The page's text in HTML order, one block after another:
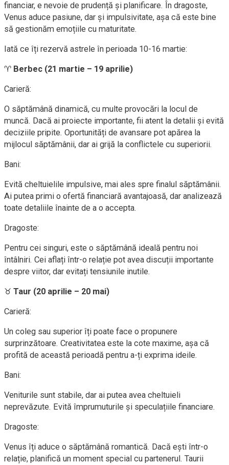
financiar, e nevoie de prudență și planificare. În dragoste,
Venus aduce pasiune, dar și impulsivitate, așa că este bine
să gestionăm emoțiile cu maturitate.
Iată ce îți rezervă astrele în perioada 10-16 martie:
♈ Berbec (21 martie – 19 aprilie)
Carieră:
O săptămână dinamică, cu multe provocări la locul de
muncă. Dacă ai proiecte importante, fii atent la detalii și evită
deciziile pripite. Oportunități de avansare pot apărea la
mijlocul săptămânii, dar ai grijă la conflictele cu superiorii.
Bani:
Evită cheltuielile impulsive, mai ales spre finalul săptămânii.
Ai putea primi o ofertă financiară avantajoasă, dar analizează
toate detaliile înainte de a o accepta.
Dragoste:
Pentru cei singuri, este o săptămână ideală pentru noi
întâlniri. Cei aflați într-o relație pot avea discuții importante
despre viitor, dar evitați tensiunile inutile.
♉ Taur (20 aprilie – 20 mai)
Carieră:
Un coleg sau superior îți poate face o propunere
surprinzătoare. Creativitatea este la cote maxime, așa că
profită de această perioadă pentru a-ți exprima ideile.
Bani:
Veniturile sunt stabile, dar ai putea avea cheltuieli
neprevăzute. Evită împrumuturile și speculațiile financiare.
Dragoste:
Venus îți aduce o săptămână romantică. Dacă ești într-o
relație, planifică un moment special cu partenerul. Taurii